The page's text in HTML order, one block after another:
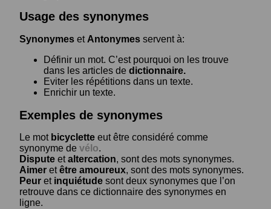
Usage des synonymes
Synonymes et Antonymes servent à:
Définir un mot. C’est pourquoi on les trouve
dans les articles de dictionnaire.
Eviter les répétitions dans un texte.
Enrichir un texte.
Exemples de synonymes
Le mot bicyclette eut être considéré comme
synonyme de vélo.
Dispute etaltercation, sont des mots synonymes.
Aimer etêtre amoureux, sont des mots synonymes.
Peur et inquiétude sont deux synonymes que l’on
retrouve dans ce dictionnaire des synonymes en
ligne.